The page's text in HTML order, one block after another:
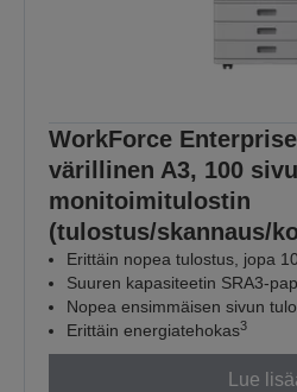
WorkForce Enterprise
värillinen A3, 100
monitoimitulostin
(tulostus/skannaus/
Erittäin nopea tulostus, jopa
Suuren kapasiteetin SRA3-
Nopea ensimmäisen sivun
Erittäin energiatehokas3
Lue